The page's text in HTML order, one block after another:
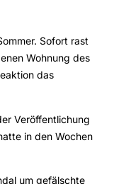
Sofort rast
Wohnung des
das
Veröffentlichung
in den Wochen
um gefälschte